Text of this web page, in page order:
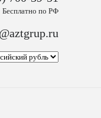
Бесплатно по РФ